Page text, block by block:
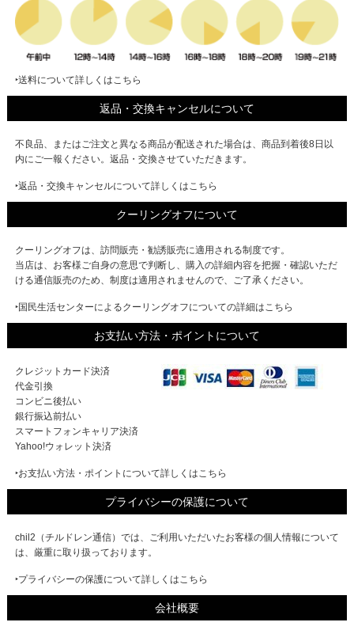
‣送料について詳しくはこちら
返品・交換キャンセルについて
不良品、またはご注文と異なる商品が配送された場合は、商品到着後8日以
内にご一報ください。返品・交換させていただきます。
‣返品・交換キャンセルについて詳しくはこちら
クーリングオフについて
クーリングオフは、訪問販売・勧誘販売に適用される制度です。
当店は、お客様ご自身の意思で判断し、購入の詳細内容を把握・確認いただ
ける通信販売のため、制度は適用されませんので、ご了承ください。
‣国民生活センターによるクーリングオフについての詳細はこちら
お支払い方法・ポイントについて
クレジットカード決済
代金引換
コンビニ後払い
銀行振込前払い
スマートフォンキャリア決済
Yahoo!ウォレット決済
‣お支払い方法・ポイントについて詳しくはこちら
プライバシーの保護について
chil2（チルドレン通信）では、ご利用いただいたお客様の個人情報について
は、厳重に取り扱っております。
‣プライバシーの保護について詳しくはこちら
会社概要